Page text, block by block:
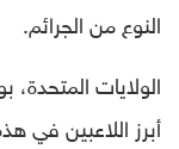
النوع من الجرائم.
الولايات
أبرز اللاعبين في